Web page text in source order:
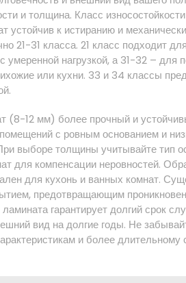
и толщина. Класс износостойкости
устойчив к истиранию и
21-31 класса. 21 класс подходит
умеренной нагрузкой, а 31-32 – для
или кухни. 33 и 34 классы
(8-12 мм) более прочный и
с ровным основанием и
выборе толщины учитывайте тип
для компенсации неровностей.
для кухонь и ванных комнат.
предотвращающим
гарантирует долгий срок
вид на долгие годы. Не
и более длительному